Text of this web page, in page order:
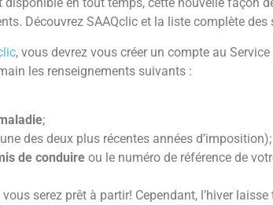
Découvrez SAAQclic et la liste complète des
, vous devrez vous créer un compte au
les renseignements suivants :
;
des deux plus récentes années d’imposition);
de conduire ou le numéro de référence de
serez prêt à partir! Cependant, l’hiver